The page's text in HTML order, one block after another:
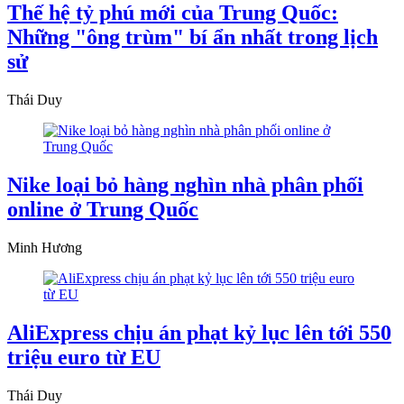
Thế hệ tỷ phú mới của Trung Quốc:
Những "ông trùm" bí ẩn nhất trong lịch
sử
Thái Duy
Nike loại bỏ hàng nghìn nhà phân phối
online ở Trung Quốc
Minh Hương
AliExpress chịu án phạt kỷ lục lên tới 550
triệu euro từ EU
Thái Duy